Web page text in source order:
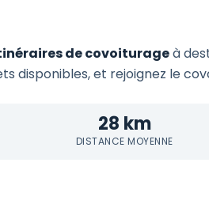
de covoiturageà
disponibles, et rejoignez le
28 km
DISTANCE MOYENNE